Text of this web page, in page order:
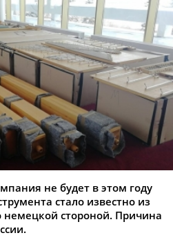
не будет в этом году
стало известно из
немецкой стороной. Причина